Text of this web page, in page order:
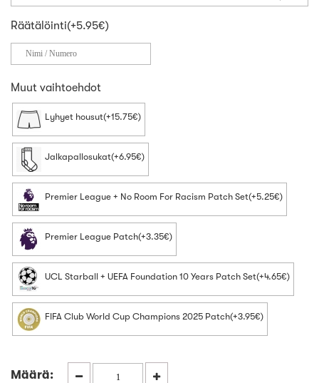
Räätälöinti(+5.95€)
Muut vaihtoehdot
Lyhyet housut(+15.75€)
Jalkapallosukat(+6.95€)
Premier League + No Room For Racism Patch Set(+5.25€)
Premier League Patch(+3.35€)
UCL Starball + UEFA Foundation 10 Years Patch Set(+4.65€)
FIFA Club World Cup Champions 2025 Patch(+3.95€)
Määrä: